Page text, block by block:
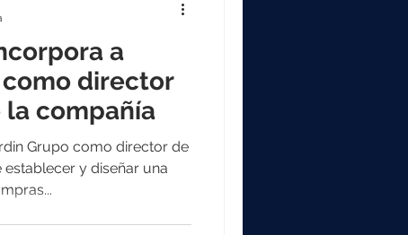
a
director
compañía
Grupo como director de
y diseñar una